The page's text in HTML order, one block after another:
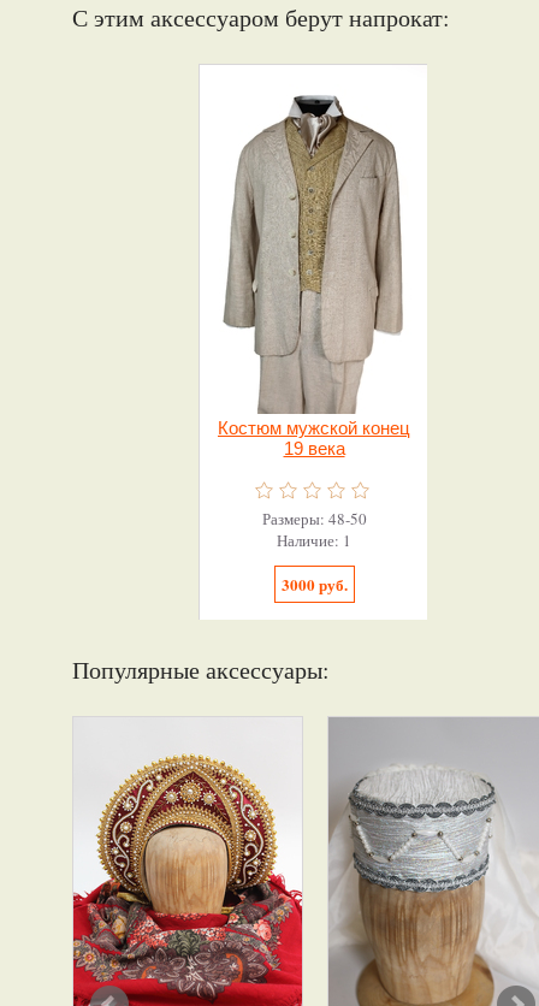
С этим аксессуаром берут напрокат:
Костюм мужской конец
19 века
Размеры: 48-50
Наличие: 1
3000 руб.
Популярные аксессуары: